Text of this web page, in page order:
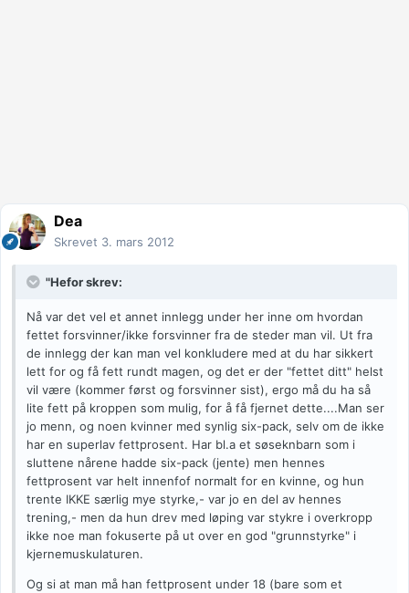
Dea
Skrevet 3. mars 2012
"Hefor skrev:
Nå var det vel et annet innlegg under her inne om hvordan
fettet forsvinner/ikke forsvinner fra de steder man vil. Ut fra
de innlegg der kan man vel konkludere med at du har sikkert
lett for og få fett rundt magen, og det er der "fettet ditt" helst
vil være (kommer først og forsvinner sist), ergo må du ha så
lite fett på kroppen som mulig, for å få fjernet dette....Man ser
jo menn, og noen kvinner med synlig six-pack, selv om de ikke
har en superlav fettprosent. Har bl.a et søseknbarn som i
sluttene nårene hadde six-pack (jente) men hennes
fettprosent var helt innenfof normalt for en kvinne, og hun
trente IKKE særlig mye styrke,- var jo en del av hennes
trening,- men da hun drev med løping var stykre i overkropp
ikke noe man fokuserte på ut over en god "grunnstyrke" i
kjernemuskulaturen.
Og si at man må han fettprosent under 18 (bare som et